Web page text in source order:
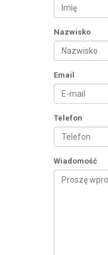
Nazwisko
Email
Telefon
Wiadomość